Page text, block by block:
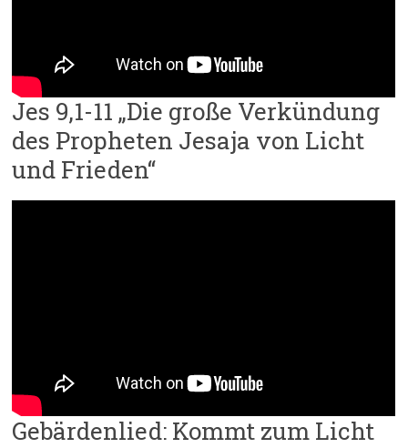
Jes 9,1-11 „Die große Verkündung
des Propheten Jesaja von Licht
und Frieden“
Gebärdenlied: Kommt zum Licht